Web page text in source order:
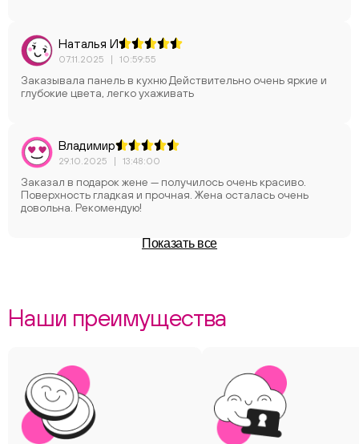
Наталья И
07.11.2025 | 10:59:55
Заказывала панель в кухню Действительно очень яркие и
глубокие цвета, легко ухаживать
Владимир
29.10.2025 | 13:48:00
Заказал в подарок жене — получилось очень краcиво.
Поверхность гладкая и прочная. Жена осталась очень
довольна. Рекомендую!
Показать все
Наши преимущества